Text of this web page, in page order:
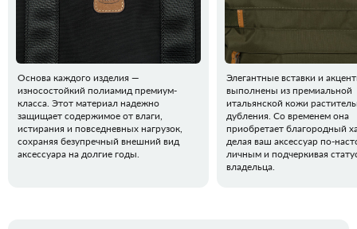
Основа каждого изделия —
износостойкий полиамид премиум-
класса. Этот материал надежно
защищает содержимое от влаги,
истирания и повседневных нагрузок,
сохраняя безупречный внешний вид
аксессуара на долгие годы.
Элегантные вставки и
выполнены из премиальной
итальянской кожи
дубления. Со временем она
приобретает благородный
делая ваш аксессуар по-
личным и подчеркивая
владельца.